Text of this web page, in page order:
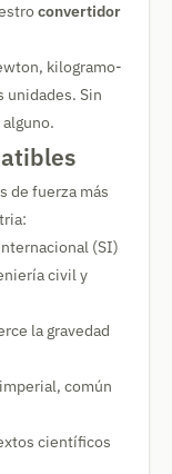
convertidor
kilogramo-
unidades. Sin
de fuerza más
(SI)
civil y
la gravedad
común
científicos